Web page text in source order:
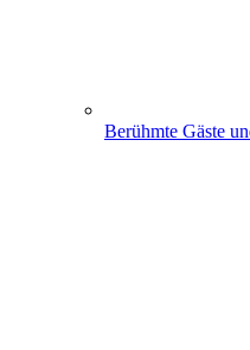
Berühmte Gäste